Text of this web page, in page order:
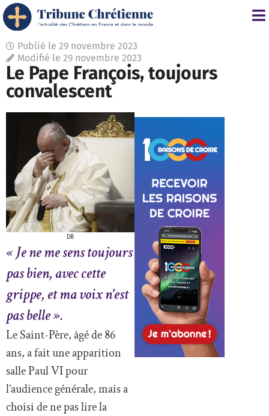
Publié le 29 novembre 2023
Modifié le 29 novembre 2023
Le Pape François, toujours
convalescent
DR
« Je ne me sens toujours
pas bien, avec cette
grippe, et ma voix n'est
pas belle ».
Le Saint-Père, âgé de 86
ans, a fait une apparition
salle Paul VI pour
l’audience générale, mais a
choisi de ne pas lire la